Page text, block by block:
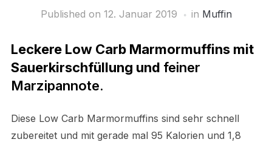
Published on 12. Januar 2019 in Muffin
Leckere Low Carb Marmormuffins mit
Sauerkirschfüllung und feiner
Marzipannote.
Diese Low Carb Marmormuffins sind sehr schnell
zubereitet und mit gerade mal 95 Kalorien und 1,8